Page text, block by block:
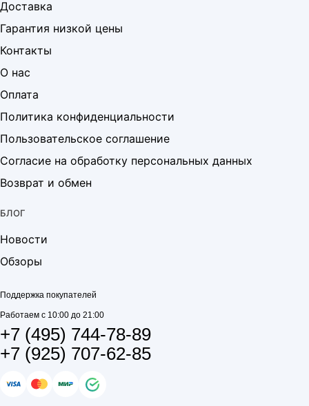
Доставка
Гарантия низкой цены
Контакты
О нас
Оплата
Политика конфиденциальности
Пользовательское соглашение
Согласие на обработку персональных данных
Возврат и обмен
БЛОГ
Новости
Обзоры
Поддержка покупателей
Работаем с 10:00 до 21:00
+7 (495) 744-78-89
+7 (925) 707-62-85